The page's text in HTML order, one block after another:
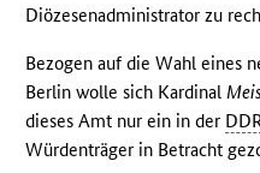
Diözesenadministrator zu
Bezogen auf die Wahl eines
Berlin wolle sich Kardinal
dieses Amt nur ein in der
Würdenträger in Betracht